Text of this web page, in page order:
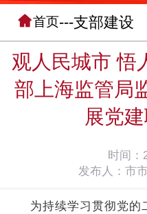
首页---支部建设
观人民城市
部上海监管局
展党
时间：
发布人：市
为持续学习贯彻党的